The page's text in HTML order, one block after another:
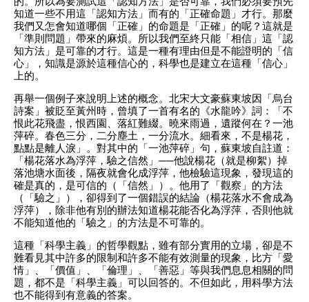
知道一些不用這「認知方法」而有的「正確命題」才行。那麼
我們又怎會知道哪個「正確」的命題是「正確」的呢？這就是
「準則問題」帶來的麻煩。所以我們至終只能「相信」這「認
知方法」是可靠的才行。這是一種有理由但是不能證明的「信
心」，知識是源於這種信心的，科學也是建立在這種「信心」
上的。
再舉一個例子來說明上述的概念。北宋大文豪蘇東坡因「烏台
詩案」被貶至黃州時，曾填了一首有名的《水龍吟》詞：「不
恨此花飛盡，恨西園、落紅難綴。曉來雨過，遺蹤何在？一池
萍碎。春色三分，二分塵土，一分流水。細看來，不是楊花，
點點是離人淚」。對其中的「一池萍碎」句，蘇東坡自註道：
「楊花落水為浮萍，驗之信然」──他說楊花（就是柳絮）掉
落池塘水面後，隔夜就會化成浮萍，他檢驗這現象，發現這的
確是真的，是可信的（「信然」）。他用了「觀察」的方法
（「驗之」），卻得到了一個錯誤的結論（楊花落水不會成為
浮萍），除非他有別的辦法知道楊花能否化為浮萍，否則他就
不能知道他的「驗之」的方法是不可靠的。
這種「科學主義」的哲學觀點，雖有部分實用的立場，卻是不
難看見其中許多的限制和許多不能有效測量的現象，比方「愛
情」、「價值」、「倫理」、「善惡」等與我們息息相關的問
題，都不是「科學主義」可以回答的。不但如此，用科學方法
也不能得到有意義的答案。